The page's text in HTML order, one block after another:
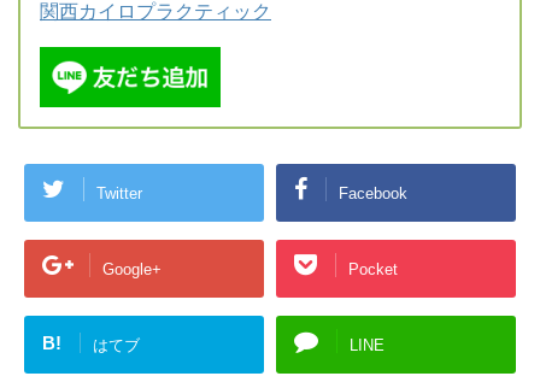
関西カイロプラクティック
Twitter Facebook
Google+ Pocket
B! はてブ LINE